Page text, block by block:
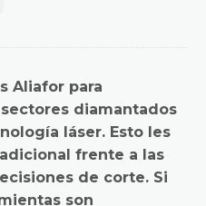
Aliafor para
diamantados
láser. Esto les
frente a las
de corte. Si
son